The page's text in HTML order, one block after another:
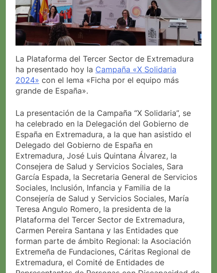
La Plataforma del Tercer Sector de Extremadura
ha presentado hoy la Campaña «X Solidaria
2024» con el lema «Ficha por el equipo más
grande de España».
La presentación de la Campaña “X Solidaria”, se
ha celebrado en la Delegación del Gobierno de
España en Extremadura, a la que han asistido el
Delegado del Gobierno de España en
Extremadura, José Luis Quintana Álvarez, la
Consejera de Salud y Servicios Sociales, Sara
García Espada, la Secretaria General de Servicios
Sociales, Inclusión, Infancia y Familia de la
Consejería de Salud y Servicios Sociales, María
Teresa Angulo Romero, la presidenta de la
Plataforma del Tercer Sector de Extremadura,
Carmen Pereira Santana y las Entidades que
forman parte de ámbito Regional: la Asociación
Extremeña de Fundaciones, Cáritas Regional de
Extremadura, el Comité de Entidades de